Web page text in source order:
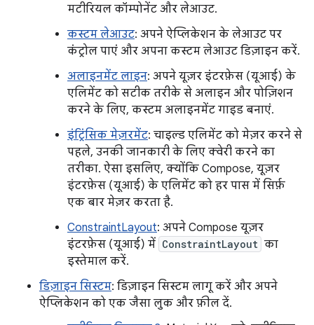
मटीरियल कॉम्पोनेंट और लेआउट.
कस्टम लेआउट: अपने ऐप्लिकेशन के लेआउट पर
कंट्रोल पाएं और अपना कस्टम लेआउट डिज़ाइन करें.
अलाइनमेंट लाइन: अपने यूज़र इंटरफ़ेस (यूआई) के
एलिमेंट को सटीक तरीके से अलाइन और पोज़िशन
करने के लिए, कस्टम अलाइनमेंट गाइड बनाएं.
इंट्रिंसिक मेज़रमेंट: चाइल्ड एलिमेंट को मेज़र करने से
पहले, उनकी जानकारी के लिए क्वेरी करने का
तरीका. ऐसा इसलिए, क्योंकि Compose, यूज़र
इंटरफ़ेस (यूआई) के एलिमेंट को हर पास में सिर्फ़
एक बार मेज़र करता है.
ConstraintLayout: अपने Compose यूज़र
इंटरफ़ेस (यूआई) में ConstraintLayout का
इस्तेमाल करें.
डिज़ाइन सिस्टम: डिज़ाइन सिस्टम लागू करें और अपने
ऐप्लिकेशन को एक जैसा लुक और फ़ील दें.